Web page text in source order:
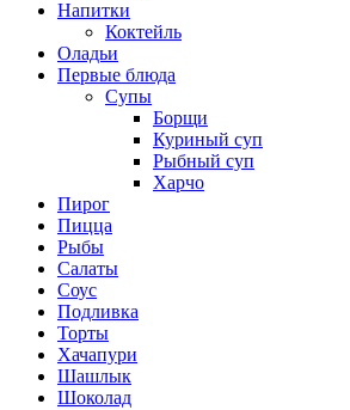
Напитки
Коктейль
Оладьи
Первые блюда
Супы
Борщи
Куриный суп
Рыбный суп
Харчо
Пирог
Пицца
Рыбы
Салаты
Соус
Подливка
Торты
Хачапури
Шашлык
Шоколад